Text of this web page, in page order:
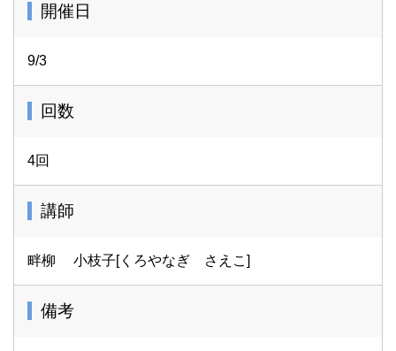
開催日
9/3
回数
4回
講師
畔柳 小枝子[くろやなぎ さえこ]
備考